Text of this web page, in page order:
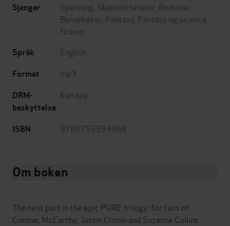
Sjanger Spenning Skjønnlitteratur Romaner
Barnebøker Fantasy Fantasy og science
fiction
Språk English
Format mp3
DRM-
beskyttelse
Kun app
ISBN 9780755394968
Om boken
The next part in the epic PURE trilogy, for fans of
Cormac McCarthy, Justin Cronin and Suzanne Collins.